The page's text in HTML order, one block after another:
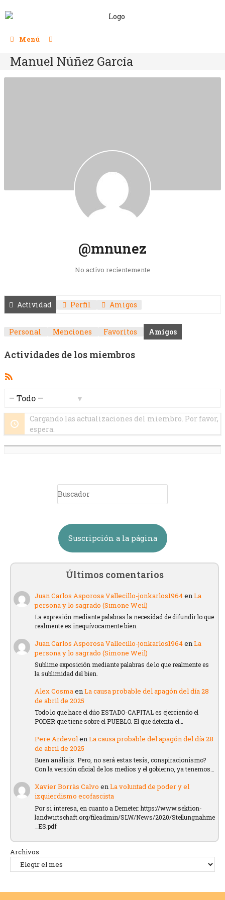
Menú
Manuel Núñez García
@mnunez
No activo recientemente
Actividad Perfil Amigos
Personal Menciones Favoritos Amigos
Actividades de los miembros
Cargando las actualizaciones del miembro. Por favor,
espera.
Suscripción a la página
Últimos comentarios
Juan Carlos Asporosa Vallecillo-jonkarlos1964enLa
persona y lo sagrado (Simone Weil)
La expresión mediante palabras la necesidad de difundir lo que
realmente es inequívocamente bien.
Juan Carlos Asporosa Vallecillo-jonkarlos1964enLa
persona y lo sagrado (Simone Weil)
Sublime exposición mediante palabras de lo que realmente es
la sublimidad del bien.
Alex CosmaenLa causa probable del apagón del día 28
de abril de 2025
Todo lo que hace el dúo ESTADO-CAPITAL es ejerciendo el
PODER que tiene sobre el PUEBLO. El que detenta el…
Pere ArdevolenLa causa probable del apagón del día 28
de abril de 2025
Buen análisis. Pero, no será estas tesis, conspiracionismo?
Con la versión oficial de los medios y el gobierno, ya tenemos…
Xavier Borràs Calvo enLa voluntad de poder y el
izquierdismo ecofascista
Por si interesa, en cuanto a Demeter: https://www.sektion-
landwirtschaft.org/fileadmin/SLW/News/2020/Stellungnahme
_ES.pdf
Archivos